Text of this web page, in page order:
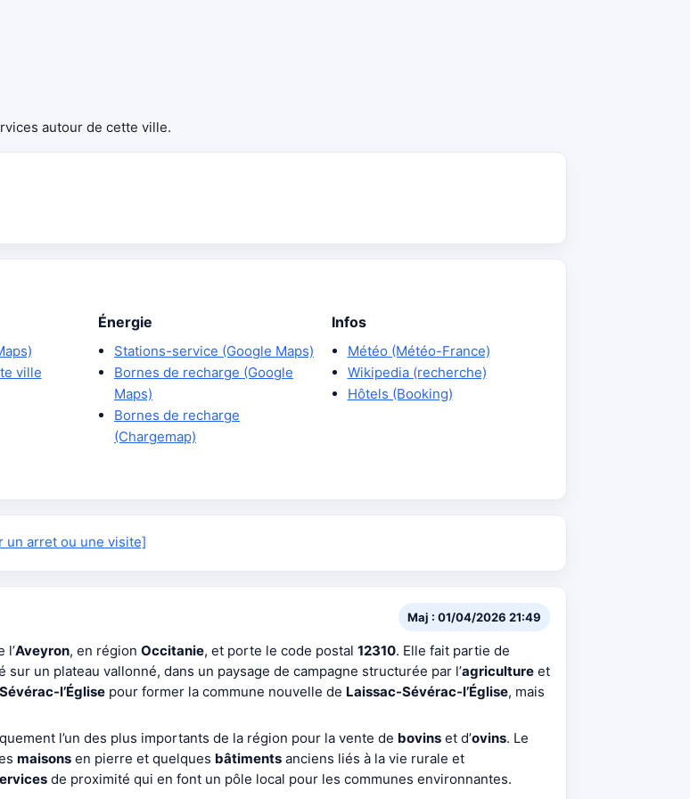
autour de cette ville.
ville
Énergie
Stations-service (Google Maps)
Bornes de recharge (Google
Maps)
Bornes de recharge
(Chargemap)
Infos
Météo (Météo-France)
Wikipedia (recherche)
Hôtels (Booking)
un arret ou une visite]
Maj : 01/04/2026 21:49
l’Aveyron, en région Occitanie, et porte le code postal 12310. Elle fait partie de
sur un plateau vallonné, dans un paysage de campagne structurée par l’agriculture et
Sévérac-l’Église pour former la commune nouvelle de Laissac-Sévérac-l’Église, mais
l’un des plus importants de la région pour la vente de bovins et d’ovins. Le
maisons en pierre et quelques bâtiments anciens liés à la vie rurale et
de proximité qui en font un pôle local pour les communes environnantes.